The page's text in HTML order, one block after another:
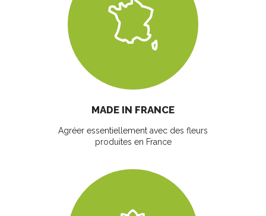
MADE IN FRANCE
Agréer essentiellement avec des fleurs
produites en France